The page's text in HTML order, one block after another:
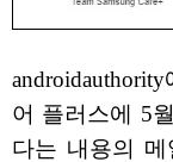
어 플러스에 5
다는 내용의